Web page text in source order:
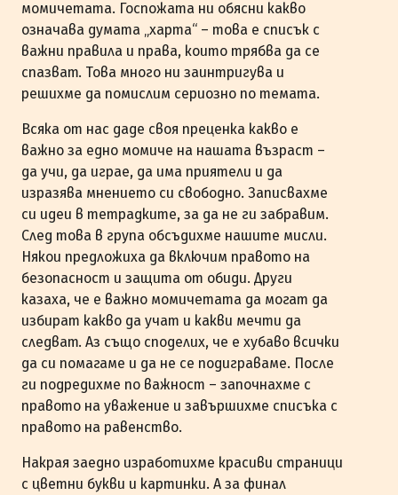
момичетата. Госпожата ни обясни какво
означава думата „харта“ – това е списък с
важни правила и права, които трябва да се
спазват. Това много ни заинтригува и
решихме да помислим сериозно по темата.
Всяка от нас даде своя преценка какво е
важно за едно момиче на нашата възраст –
да учи, да играе, да има приятели и да
изразява мнението си свободно. Записвахме
си идеи в тетрадките, за да не ги забравим.
След това в група обсъдихме нашите мисли.
Някои предложиха да включим правото на
безопасност и защита от обиди. Други
казаха, че е важно момичетата да могат да
избират какво да учат и какви мечти да
следват. Аз също споделих, че е хубаво всички
да си помагаме и да не се подиграваме. После
ги подредихме по важност – започнахме с
правото на уважение и завършихме списъка с
правото на равенство.
Накрая заедно изработихме красиви страници
с цветни букви и картинки. А за финал